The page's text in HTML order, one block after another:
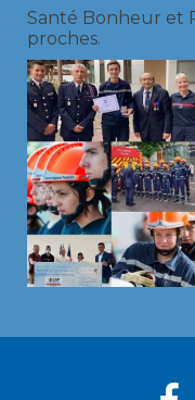
Santé Bonheur et
proches.